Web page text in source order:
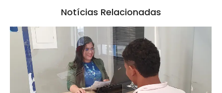
Notícias Relacionadas